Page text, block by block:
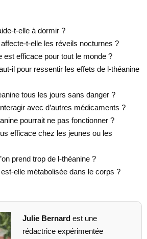
t-elle à dormir ?
t-elle les réveils nocturnes ?
est efficace pour tout le monde ?
il pour ressentir les effets de l-théanine
tous les jours sans danger ?
avec d’autres médicaments ?
pourrait ne pas fonctionner ?
efficace chez les jeunes ou les
prend trop de l-théanine ?
elle métabolisée dans le corps ?
Julie Bernardest une
rédactrice expérimentée